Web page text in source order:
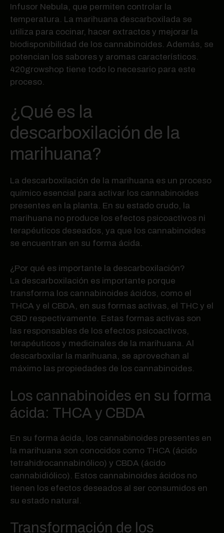
Infusor Nebula, que permiten controlar la
temperatura. La marihuana descarboxilada se
utiliza para cocinar, hacer extractos y mejorar la
biodisponibilidad de los cannabinoides. Además, se
potencian los sabores y aromas característicos.
420growshop tiene todo lo necesario para este
proceso.
¿Qué es la
descarboxilación de la
marihuana?
La descarboxilación de la marihuana es un proceso
químico esencial para activar los cannabinoides
presentes en la planta. En su estado crudo, la
marihuana no produce los efectos psicoactivos ni
terapéuticos deseados, ya que los cannabinoides
se encuentran en su forma ácida.
¿Por qué es importante la descarboxilación?
La descarboxilación es importante porque
transforma los cannabinoides ácidos, como el
THCA y el CBDA, en sus formas activas, el THC y el
CBD respectivamente. Estas formas activas son
las responsables de los efectos psicoactivos,
terapéuticos y medicinales de la marihuana. Al
descarboxilar la marihuana, se aprovechan al
máximo las propiedades de los cannabinoides.
Los cannabinoides en su forma
ácida: THCA y CBDA
En su forma ácida, los cannabinoides presentes en
la marihuana son conocidos como THCA (ácido
tetrahidrocannabinólico) y CBDA (ácido
cannabidiólico). Estos cannabinoides ácidos no
tienen los efectos deseados al ser consumidos en
su estado natural.
Transformación de los